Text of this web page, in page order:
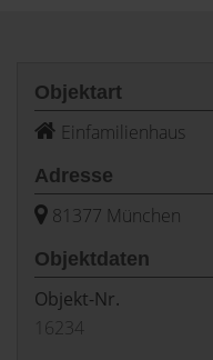
Objektart
Einfamilienhaus
Adresse
81377 München
Objektdaten
Objekt-Nr.
16234